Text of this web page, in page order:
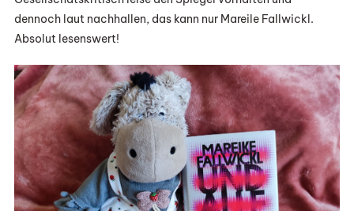
dennoch laut nachhallen, das kann nur Mareile Fallwickl.
Absolut lesenswert!